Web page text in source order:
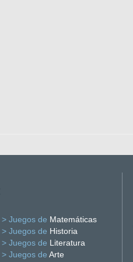
> Juegos de Matemáticas
> Juegos de Historia
> Juegos de Literatura
> Juegos de Arte